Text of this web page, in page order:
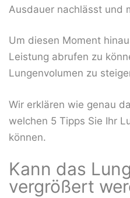
Ausdauer nachlässt und
Um diesen Moment
Leistung abrufen zu
Lungenvolumen zu
Wir erklären wie genau
welchen 5 Tipps Sie Ihr
können.
Kann das
vergrößert